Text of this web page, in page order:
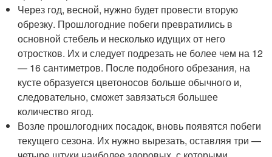
Через год, весной, нужно будет провести вторую
обрезку. Прошлогодние побеги превратились в
основной стебель и несколько идущих от него
отростков. Их и следует подрезать не более чем на 12
— 16 сантиметров. После подобного обрезания, на
кусте образуется цветоносов больше обычного и,
следовательно, сможет завязаться большее
количество ягод.
Возле прошлогодних посадок, вновь появятся побеги
текущего сезона. Их нужно вырезать, оставляя три —